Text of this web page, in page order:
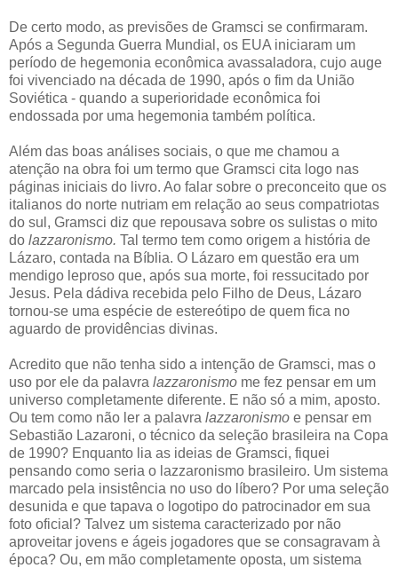
De certo modo, as previsões de Gramsci se confirmaram.
Após a Segunda Guerra Mundial, os EUA iniciaram um
período de hegemonia econômica avassaladora, cujo auge
foi vivenciado na década de 1990, após o fim da União
Soviética - quando a superioridade econômica foi
endossada por uma hegemonia também política.
Além das boas análises sociais, o que me chamou a
atenção na obra foi um termo que Gramsci cita logo nas
páginas iniciais do livro. Ao falar sobre o preconceito que os
italianos do norte nutriam em relação ao seus compatriotas
do sul, Gramsci diz que repousava sobre os sulistas o mito
do lazzaronismo. Tal termo tem como origem a história de
Lázaro, contada na Bíblia. O Lázaro em questão era um
mendigo leproso que, após sua morte, foi ressucitado por
Jesus. Pela dádiva recebida pelo Filho de Deus, Lázaro
tornou-se uma espécie de estereótipo de quem fica no
aguardo de providências divinas.
Acredito que não tenha sido a intenção de Gramsci, mas o
uso por ele da palavra lazzaronismo me fez pensar em um
universo completamente diferente. E não só a mim, aposto.
Ou tem como não ler a palavra lazzaronismo e pensar em
Sebastião Lazaroni, o técnico da seleção brasileira na Copa
de 1990? Enquanto lia as ideias de Gramsci, fiquei
pensando como seria o lazzaronismo brasileiro. Um sistema
marcado pela insistência no uso do líbero? Por uma seleção
desunida e que tapava o logotipo do patrocinador em sua
foto oficial? Talvez um sistema caracterizado por não
aproveitar jovens e ágeis jogadores que se consagravam à
época? Ou, em mão completamente oposta, um sistema